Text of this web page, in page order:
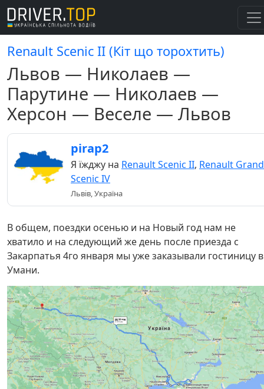
Renault Scenic II (Кіт що торохтить)
Львов — Николаев —
Парутине — Николаев —
Херсон — Веселе — Львов
pirap2
Я їжджу на Renault Scenic II, Renault Grand
Scenic IV
Львів, Україна
В общем, поездки осенью и на Новый год нам не
хватило и на следующий же день после приезда с
Закарпатья 4го января мы уже заказывали гостиницу в
Умани.